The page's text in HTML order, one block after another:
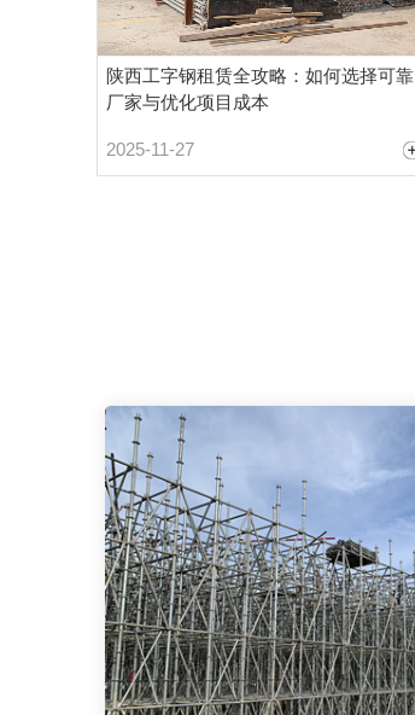
陕西工字钢租赁全攻略：如何选择可靠
厂家与优化项目成本
2025-11-27